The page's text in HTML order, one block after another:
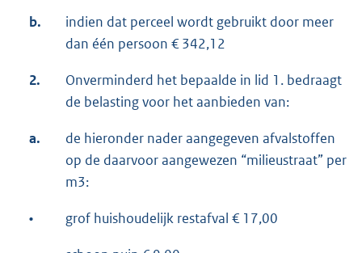
b.
indien dat perceel wordt gebruikt door meer
dan één persoon € 342,12
2.
Onverminderd het bepaalde in lid 1. bedraagt
de belasting voor het aanbieden van:
a.
de hieronder nader aangegeven afvalstoffen
op de daarvoor aangewezen “milieustraat” per
m3:
• grof huishoudelijk restafval € 17,00